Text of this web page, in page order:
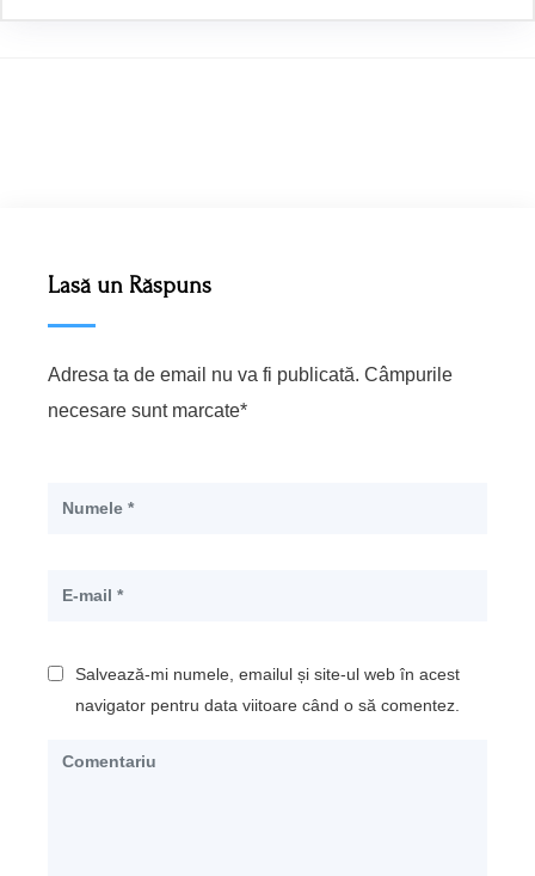
Lasă un Răspuns
Adresa ta de email nu va fi publicată. Câmpurile
necesare sunt marcate*
Salvează-mi numele, emailul și site-ul web în acest
navigator pentru data viitoare când o să comentez.